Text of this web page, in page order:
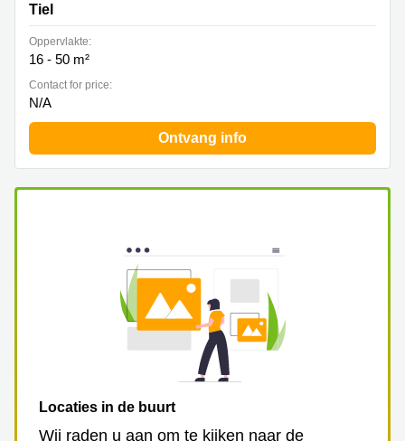
Tiel
Oppervlakte:
16 - 50 m²
Contact for price:
N/A
Ontvang info
Locaties in de buurt
Wij raden u aan om te kijken naar de